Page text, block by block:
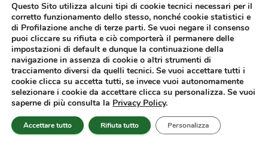
Investi Nella Riconversione
Immobiliare a Partire da 50€: Le
Opportunità del Reconversion
Crowdfunding
30 Luglio 2019
Articoli recenti
Questo Sito utilizza alcuni tipi di cookie tecnici necessari per il
corretto funzionamento dello stesso, nonché cookie statistici e
di Profilazione anche di terze parti. Se vuoi negare il consenso
puoi cliccare su rifiuta e ciò comporterà il permanere delle
impostazioni di default e dunque la continuazione della
navigazione in assenza di cookie o altri strumenti di
tracciamento diversi da quelli tecnici. Se vuoi accettare tutti i
cookie clicca su accetta tutti, se invece vuoi autonomamente
selezionare i cookie da accettare clicca su personalizza. Se vuoi
saperne di più consulta la Privacy Policy.
Accettare tutto Rifiuta tutto Personalizza